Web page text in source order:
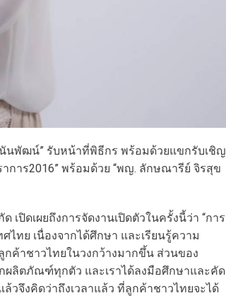
นพัฒน์” รับหน้าที่พิธีกร พร้อมด้วยแขกรับเชิญ
การ2016” พร้อมด้วย “พญ. ลักษณารีย์ จิรสุข
เปิดเผยถึงการจัดงานเปิดตัวในครั้งนี้ว่า “การ
ไทย เนื่องจากได้ศึกษา และเรียนรู้ความ
ค้าชาวไทยในวงกว้างมากขึ้น ส่วนของ
ผลิตภัณฑ์ทุกตัว และเราได้ลงมือศึกษาและคัด
วจึงคิดว่าถึงเวลาแล้ว ที่ลูกค้าชาวไทยจะได้